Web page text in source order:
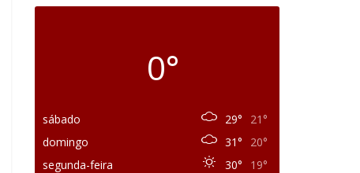
0°
sábado 29°
21°
domingo
31°
20°
segunda-feira
30°
19°